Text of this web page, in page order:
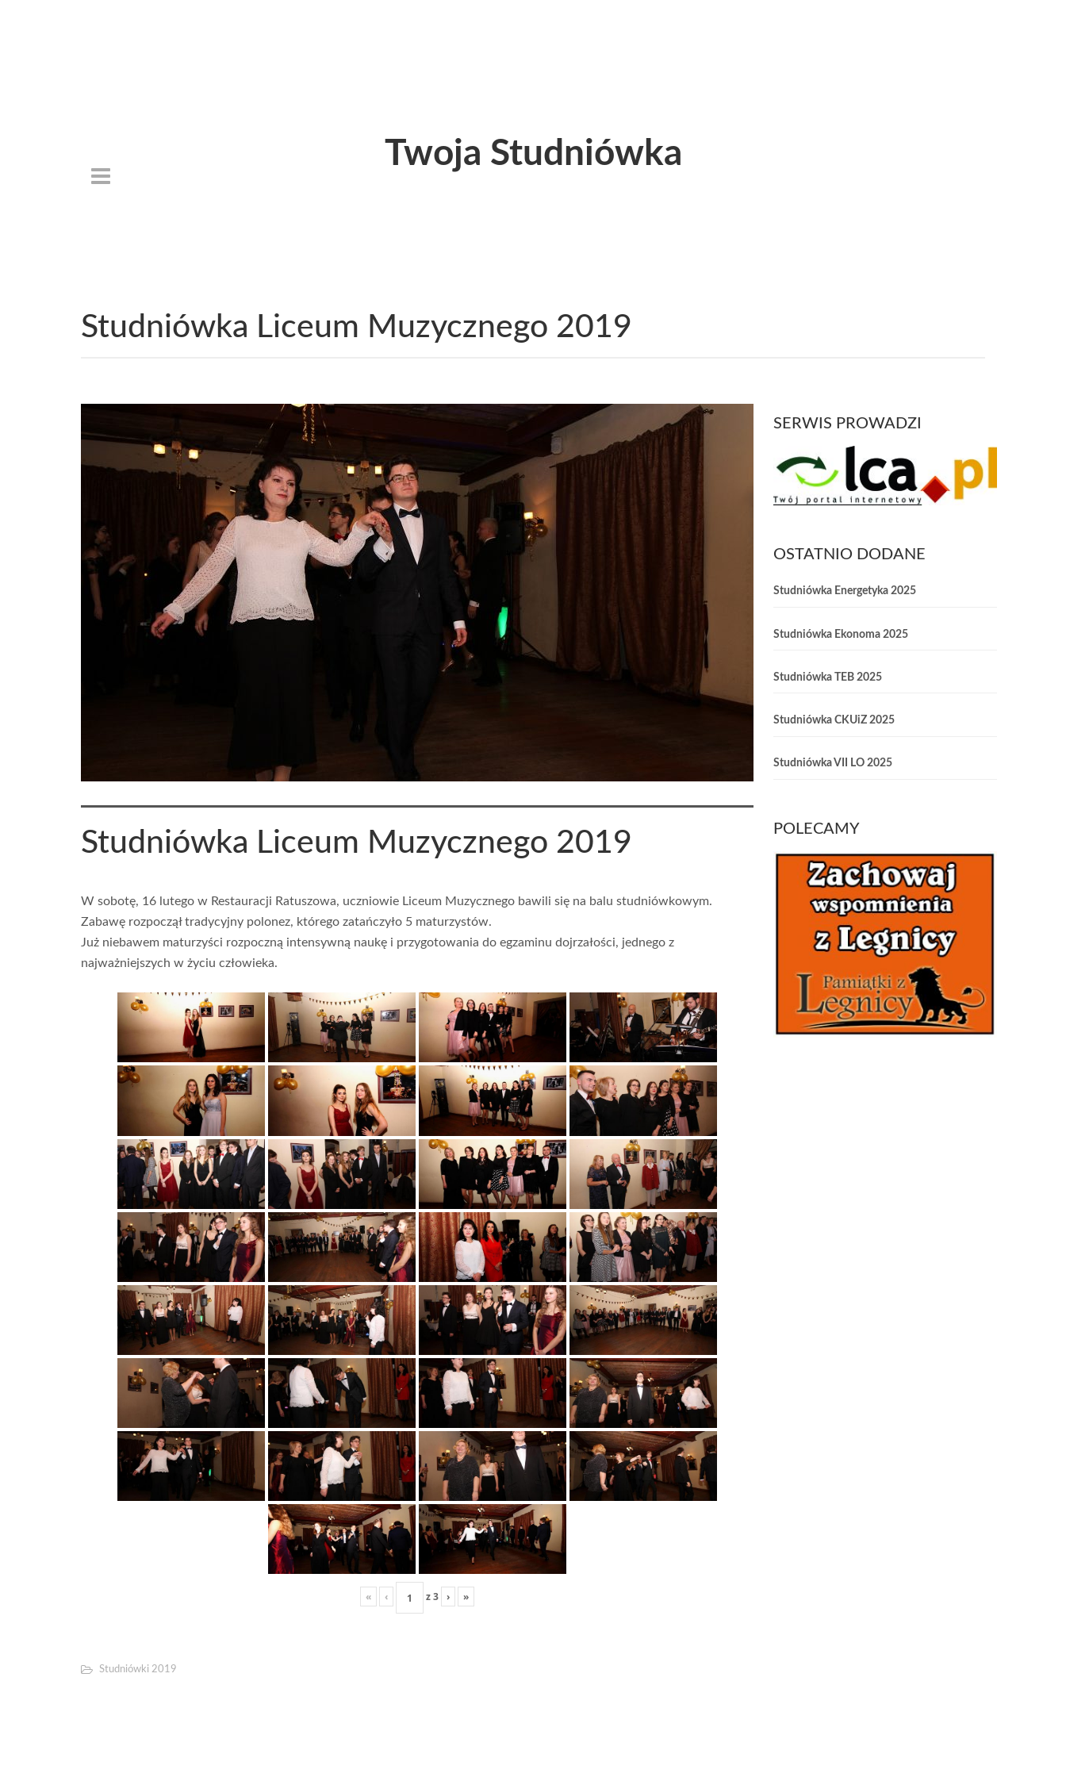
Twoja Studniówka
Studniówka Liceum Muzycznego 2019
Studniówka Liceum Muzycznego 2019
W sobotę, 16 lutego w Restauracji Ratuszowa, uczniowie Liceum Muzycznego bawili się na balu studniówkowym.
Zabawę rozpoczął tradycyjny polonez, którego zatańczyło 5 maturzystów.
Już niebawem maturzyści rozpoczną intensywną naukę i przygotowania do egzaminu dojrzałości, jednego z
najważniejszych w życiu człowieka.
« ‹ z3 › »
Studniówki 2019
SERWIS PROWADZI
OSTATNIO DODANE
Studniówka Energetyka 2025
Studniówka Ekonoma 2025
Studniówka TEB 2025
Studniówka CKUiZ 2025
Studniówka VII LO 2025
POLECAMY